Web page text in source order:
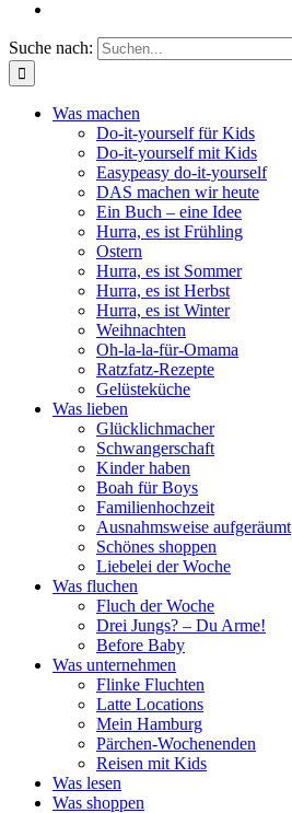
Suche nach:
Was machen
Do-it-yourself für Kids
Do-it-yourself mit Kids
Easypeasy do-it-yourself
DAS machen wir heute
Ein Buch – eine Idee
Hurra, es ist Frühling
Ostern
Hurra, es ist Sommer
Hurra, es ist Herbst
Hurra, es ist Winter
Weihnachten
Oh-la-la-für-Omama
Ratzfatz-Rezepte
Gelüsteküche
Was lieben
Glücklichmacher
Schwangerschaft
Kinder haben
Boah für Boys
Familienhochzeit
Ausnahmsweise aufgeräumt
Schönes shoppen
Liebelei der Woche
Was fluchen
Fluch der Woche
Drei Jungs? – Du Arme!
Before Baby
Was unternehmen
Flinke Fluchten
Latte Locations
Mein Hamburg
Pärchen-Wochenenden
Reisen mit Kids
Was lesen
Was shoppen